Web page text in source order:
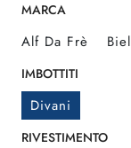
MARCA
Alf Da Frè Biel
IMBOTTITI
Divani
RIVESTIMENTO